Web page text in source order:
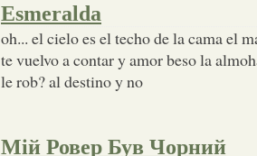
Esmeralda
oh... el cielo es el techo de la cama el
te vuelvo a contar y amor beso la
le rob? al destino y no
Мій Ровер Був Чорний